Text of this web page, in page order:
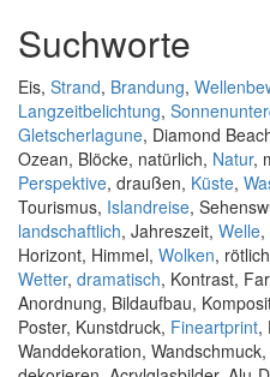
Suchworte
Eis, Strand, Brandung,
Langzeitbelichtung,
Gletscherlagune, Diamond
Ozean, Blöcke, natürlich, Natur,
Perspektive, draußen, Küste,
Tourismus, Islandreise,
landschaftlich, Jahreszeit, Welle,
Horizont, Himmel, Wolken,
Wetter, dramatisch, Kontrast,
Anordnung, Bildaufbau,
Poster, Kunstdruck, Fineartprint,
Wanddekoration,